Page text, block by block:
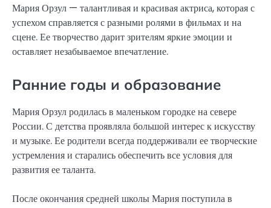
Мария Орзул — талантливая и красивая актриса, которая с
успехом справляется с разными ролями в фильмах и на
сцене. Ее творчество дарит зрителям яркие эмоции и
оставляет незабываемое впечатление.
Ранние годы и образование
Мария Орзул родилась в маленьком городке на севере
России. С детства проявляла большой интерес к искусству
и музыке. Ее родители всегда поддерживали ее творческие
устремления и старались обеспечить все условия для
развития ее таланта.
После окончания средней школы Мария поступила в